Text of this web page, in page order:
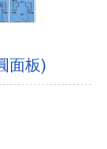
面板)